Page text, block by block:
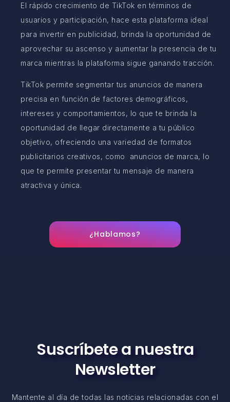
El rápido crecimiento de TikTok en términos de
usuarios y participación, hace esta plataforma ideal
para invertir en publicidad, brinda la oportunidad de
aprovechar su ascenso y aumentar la presencia de tu
marca mientras la plataforma sigue ganando tracción.
TikTok permite segmentar tus anuncios de manera
precisa en función de factores demográficos,
intereses y comportamientos, lo que te brinda la
oportunidad de llegar directamente a tu público
objetivo, ofreciendo una variedad de formatos
publicitarios creativos, como anuncios de marca, lo
que te permite presentar tu mensaje de manera
atractiva y única.
¿Hablamos?
Suscríbete a nuestra
Newsletter
Mantente al día de todas las noticias relacionadas con el